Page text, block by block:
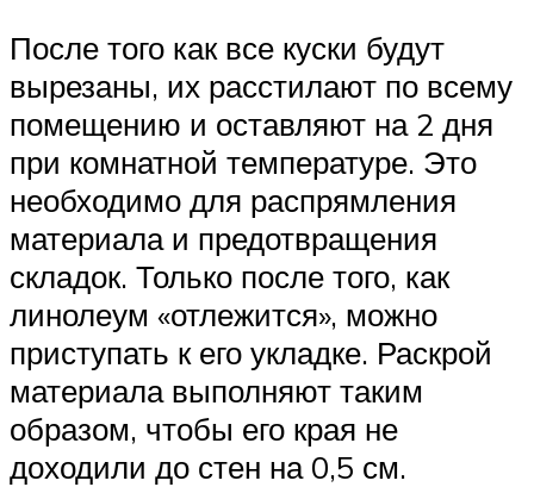
После того как все куски будут
вырезаны, их расстилают по всему
помещению и оставляют на 2 дня
при комнатной температуре. Это
необходимо для распрямления
материала и предотвращения
складок. Только после того, как
линолеум «отлежится», можно
приступать к его укладке. Раскрой
материала выполняют таким
образом, чтобы его края не
доходили до стен на 0,5 см.